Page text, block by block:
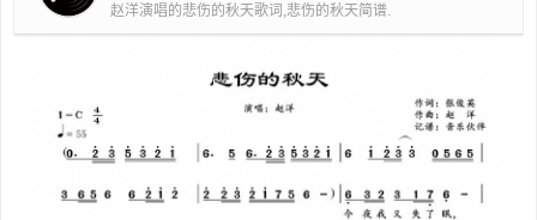
赵洋演唱的悲伤的秋天歌词,悲伤的秋天简谱.